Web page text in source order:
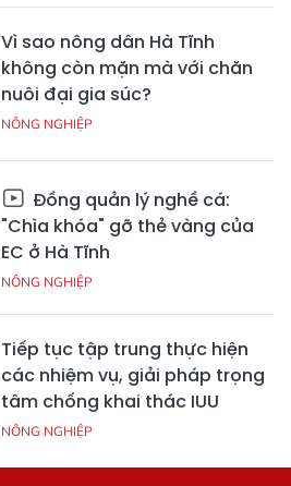
Vì sao nông dân Hà Tĩnh
không còn mặn mà với chăn
nuôi đại gia súc?
NÔNG NGHIỆP
Đồng quản lý nghề cá:
"Chìa khóa" gỡ thẻ vàng của
EC ở Hà Tĩnh
NÔNG NGHIỆP
Tiếp tục tập trung thực hiện
các nhiệm vụ, giải pháp trọng
tâm chống khai thác IUU
NÔNG NGHIỆP